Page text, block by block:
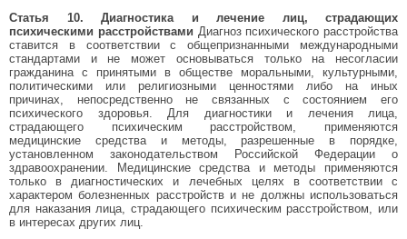
Статья 10. Диагностика и лечение лиц, страдающих
психическими расстройствами Диагноз психического расстройства
ставится в соответствии с общепризнанными международными
стандартами и не может основываться только на несогласии
гражданина с принятыми в обществе моральными, культурными,
политическими или религиозными ценностями либо на иных
причинах, непосредственно не связанных с состоянием его
психического здоровья. Для диагностики и лечения лица,
страдающего психическим расстройством, применяются
медицинские средства и методы, разрешенные в порядке,
установленном законодательством Российской Федерации о
здравоохранении. Медицинские средства и методы применяются
только в диагностических и лечебных целях в соответствии с
характером болезненных расстройств и не должны использоваться
для наказания лица, страдающего психическим расстройством, или
в интересах других лиц.